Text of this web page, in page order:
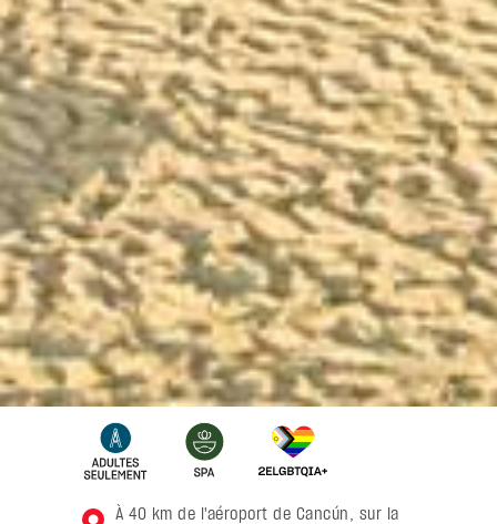
À 40 km de l'aéroport de Cancún, sur la